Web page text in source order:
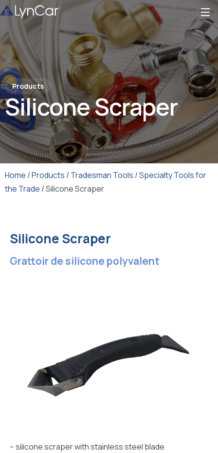
Products
Silicone Scraper
Home /Products / Tradesman Tools /Specialty Tools for
the Trade / Silicone Scraper
Silicone Scraper
Grattoir de silicone polyvalent
– silicone scraper with stainless steel blade